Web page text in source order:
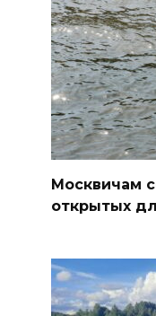
Москвичам
открытых